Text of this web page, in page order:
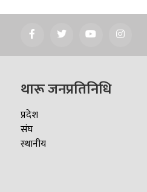
थारू जनप्रतिनिधि
प्रदेश
संघ
स्थानीय